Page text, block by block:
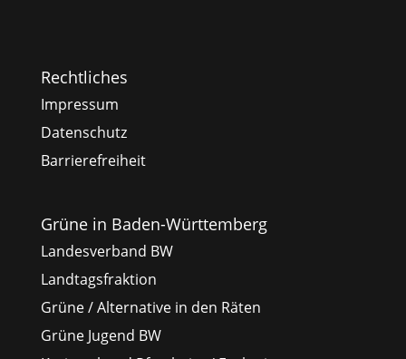
Rechtliches
Impressum
Datenschutz
Barrierefreiheit
Grüne in Baden-Württemberg
Landesverband BW
Landtagsfraktion
Grüne / Alternative in den Räten
Grüne Jugend BW